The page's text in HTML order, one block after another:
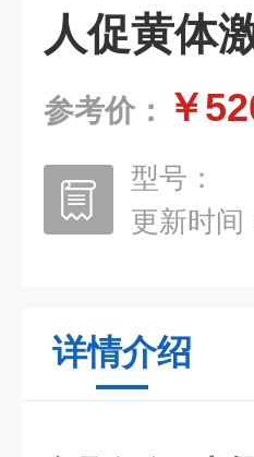
人促黄体
参考价： ￥
型号：
更新时间
详情介绍